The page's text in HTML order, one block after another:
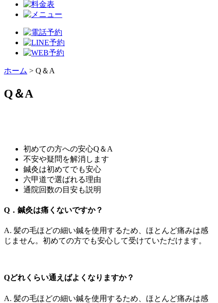
ホーム > Q＆A
Q＆A
初めての方への安心Q＆A
不安や疑問を解消します
鍼灸は初めてでも安心
六甲道で選ばれる理由
通院回数の目安も説明
Q．鍼灸は痛くないですか？
A. 髪の毛ほどの細い鍼を使用するため、ほとんど痛みは感
じません。初めての方でも安心して受けていただけます。
Qどれくらい通えばよくなりますか？
A. 髪の毛ほどの細い鍼を使用するため、ほとんど痛みは感